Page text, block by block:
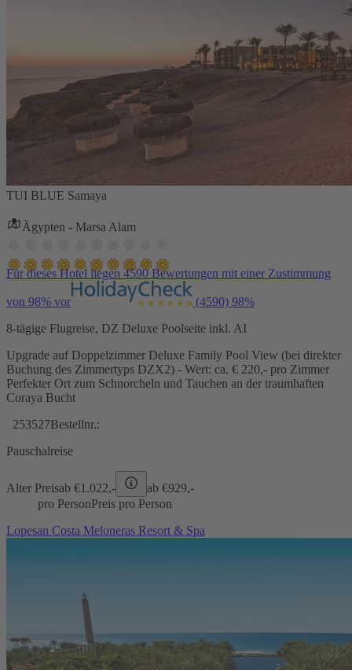
TUI BLUE Samaya
Ägypten - Marsa Alam
Für dieses Hotel liegen 4590 Bewertungen mit einer Zustimmung
von 98% vor (4590) 98%
8-tägige Flugreise, DZ Deluxe Poolseite inkl. AI
Upgrade auf Doppelzimmer Deluxe Family Pool View (bei direkter
Buchung des Zimmertyps DZX2) - Wert: ca. € 220,- pro Zimmer
Perfekter Ort zum Schnorcheln und Tauchen an der traumhaften
Coraya Bucht
253527Bestellnr.:
Pauschalreise
Alter Preisab €1.022,- ab €929,-
pro PersonPreis pro Person
Lopesan Costa Meloneras Resort & Spa